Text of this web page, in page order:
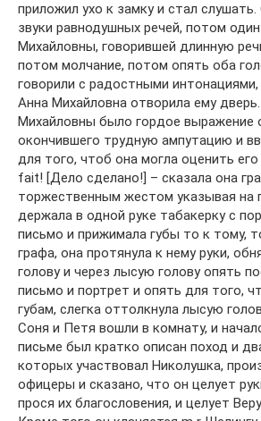
приложил ухо к замку и стал
звуки равнодушных речей, потом
Михайловны, говорившей длинную
потом молчание, потом опять оба
говорили с радостными
Анна Михайловна отворила ему
Михайловны было гордое выражение
окончившего трудную ампутацию и
для того, чтоб она могла оценить его
fait! [Дело сделано!] – сказала она
торжественным жестом указывая на
держала в одной руке табакерку с
письмо и прижимала губы то к тому,
графа, она протянула к нему руки,
голову и через лысую голову опять
письмо и портрет и опять для того,
губам, слегка оттолкнула лысую
Соня и Петя вошли в комнату, и
письме был кратко описан поход и
которых участвовал Николушка,
офицеры и сказано, что он целует
прося их благословения, и целует